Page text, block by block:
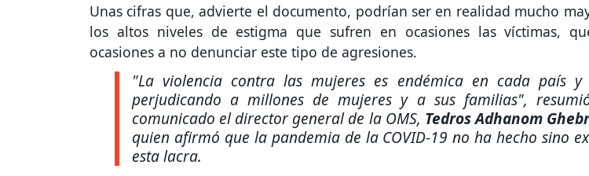
Unas cifras que, advierte el documento, podrían ser en realidad mucho
los altos niveles de estigma que sufren en ocasiones las víctimas,
ocasiones a no denunciar este tipo de agresiones.
"La violencia contra las mujeres es endémica en cada país y
perjudicando a millones de mujeres y a sus familias",
comunicado el director general de la OMS, Tedros Adhanom
quien afirmó que la pandemia de la COVID-19 no ha hecho sino
esta lacra.